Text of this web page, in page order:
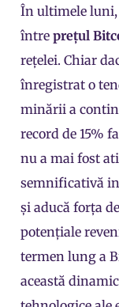
În ultimele luni,
între prețul
rețelei. Chiar
înregistrat o
minării a
record de 15%
nu a mai fost
semnificativă
și aducă forța
potențiale
termen lung a
această